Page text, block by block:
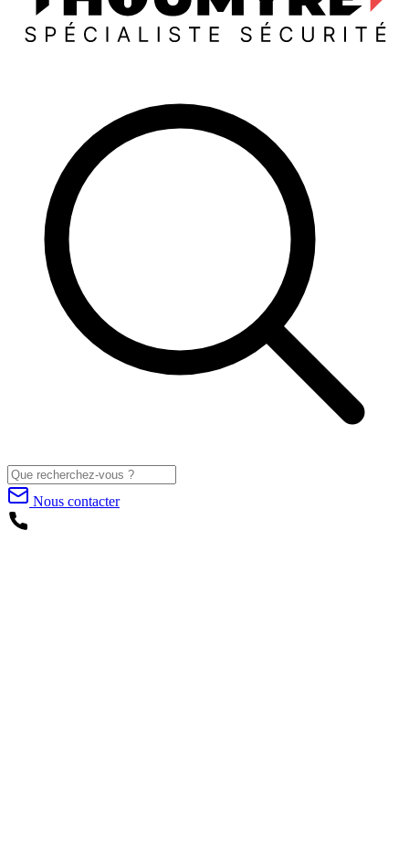
Nous contacter